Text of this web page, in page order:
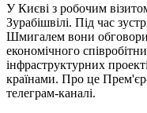
У Києві з робочим
Зурабішвілі. Під час
Шмигалем вони
економічного
інфраструктурних
країнами. Про це
телеграм-каналі.